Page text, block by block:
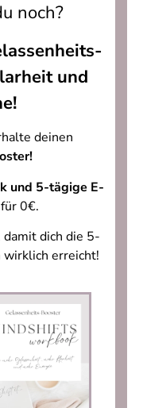
noch?
und
deinen
und 5-tägige E-
0€.
damit dich die 5-
erreicht!